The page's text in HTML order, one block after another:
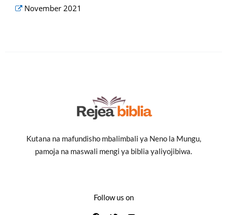
November 2021
Kutana na mafundisho mbalimbali ya Neno la Mungu,
pamoja na maswali mengi ya biblia yaliyojibiwa.
Follow us on